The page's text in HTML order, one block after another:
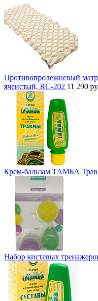
Противопролежневый
ячеистый, RC-202 11 290
Крем-бальзам ТАМБА
Набор кистевых